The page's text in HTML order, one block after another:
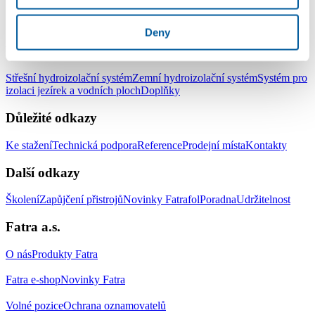
Deny
Produkty
Střešní hydroizolační systémZemní hydroizolační systémSystém pro
izolaci jezírek a vodních plochDoplňky
Důležité odkazy
Ke staženíTechnická podporaReferenceProdejní místaKontakty
Další odkazy
ŠkoleníZapůjčení přistrojůNovinky FatrafolPoradnaUdržitelnost
Fatra a.s.
O násProdukty Fatra
Fatra e-shopNovinky Fatra
Volné poziceOchrana oznamovatelů